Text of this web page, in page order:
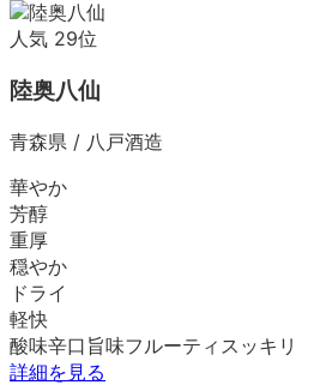
人気 29位
陸奥八仙
青森県 / 八戸酒造
華やか
芳醇
重厚
穏やか
ドライ
軽快
酸味辛口 旨味フルーティ スッキリ
詳細を見る